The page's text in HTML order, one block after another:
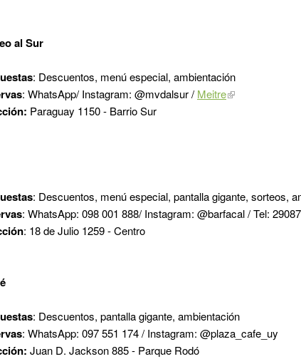
al Sur
: Descuentos, menú especial, ambientación
: WhatsApp/ Instagram: @mvdalsur /Meitre
Paraguay 1150 - Barrio Sur
: Descuentos, menú especial, pantalla gigante, sorteos,
: WhatsApp: 098 001 888/ Instagram: @barfacal / Tel:
: 18 de Julio 1259 - Centro
: Descuentos, pantalla gigante, ambientación
: WhatsApp: 097 551 174 / Instagram: @plaza_cafe_uy
Juan D. Jackson 885 - Parque Rodó